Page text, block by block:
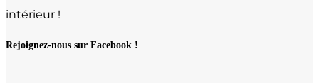
intérieur !
Rejoignez-nous sur Facebook !